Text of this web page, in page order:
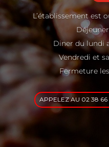
L’établissement est
Déjeuner
Diner du lundi
Vendredi et
Fermeture
APPELEZ AU 02 38 66